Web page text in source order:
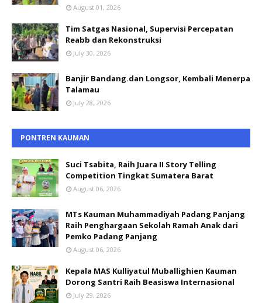
August 01, 2026
Tim Satgas Nasional, Supervisi Percepatan
Reabb dan Rekonstruksi
July 30, 2026
Banjir Bandang.dan Longsor, Kembali Menerpa
Talamau
July 28, 2026
PONTREN KAUMAN
Suci Tsabita, Raih Juara II Story Telling
Competition Tingkat Sumatera Barat
August 06, 2026
MTs Kauman Muhammadiyah Padang Panjang
Raih Penghargaan Sekolah Ramah Anak dari
Pemko Padang Panjang
August 06, 2026
Kepala MAS Kulliyatul Muballighien Kauman
Dorong Santri Raih Beasiswa Internasional
July 29, 2026